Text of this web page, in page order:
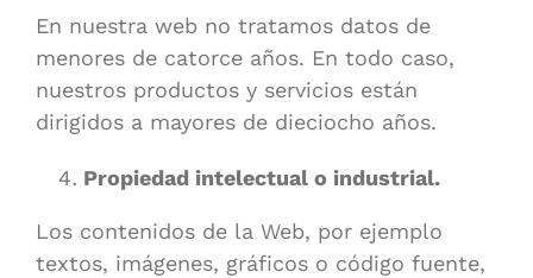
En nuestra web no tratamos datos de
menores de catorce años. En todo caso,
nuestros productos y servicios están
dirigidos a mayores de dieciocho años.
Propiedad intelectual o industrial.
Los contenidos de la Web, por ejemplo
textos, imágenes, gráficos o código fuente,